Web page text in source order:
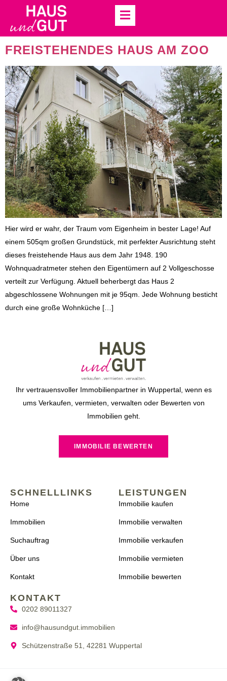
OBJEKTTYP:
ZWEIFAMILIENHAUS
FREISTEHENDES HAUS AM ZOO
Hier wird er wahr, der Traum vom Eigenheim in bester Lage! Auf
einem 505qm großen Grundstück, mit perfekter Ausrichtung steht
dieses freistehende Haus aus dem Jahr 1948. 190
Wohnquadratmeter stehen den Eigentümern auf 2 Vollgeschosse
verteilt zur Verfügung. Aktuell beherbergt das Haus 2
abgeschlossene Wohnungen mit je 95qm. Jede Wohnung besticht
durch eine große Wohnküche […]
Ihr vertrauensvoller Immobilienpartner in Wuppertal, wenn es
ums Verkaufen, vermieten, verwalten oder Bewerten von
Immobilien geht.
IMMOBILIE BEWERTEN
SCHNELLLINKS
Home
Immobilien
Suchauftrag
Über uns
Kontakt
LEISTUNGEN
Immobilie kaufen
Immobilie verwalten
Immobilie verkaufen
Immobilie vermieten
Immobilie bewerten
KONTAKT
0202 89011327
info@hausundgut.immobilien
Schützenstraße 51, 42281 Wuppertal